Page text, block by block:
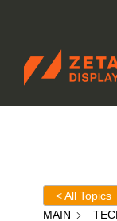
ZETADISPLAY
< All Topics
MAIN